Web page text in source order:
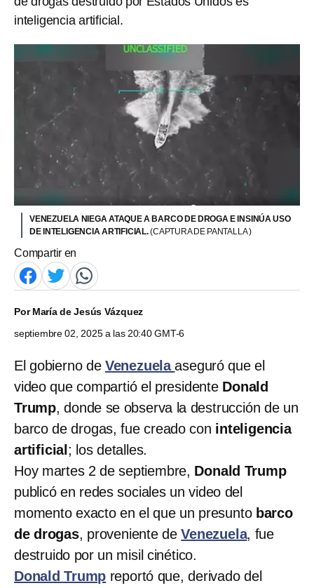
inteligencia artificial.
VENEZUELA NIEGA ATAQUE A BARCO DE DROGA E INSINÚA USO
DE INTELIGENCIA ARTIFICIAL.(CAPTURA DE PANTALLA )
Compartir en
PorMaría de Jesús Vázquez
septiembre 02, 2025 a las 20:40 GMT-6
El gobierno de Venezuelaaseguró que el
video que compartió el presidenteDonald
Trump, donde se observa la destrucción de un
barco de drogas, fue creado con inteligencia
artificial ; los detalles.
Hoy martes 2 de septiembre, Donald Trump
publicó en redes sociales un video del
momento exacto en el que un presunto barco
de drogas, proveniente deVenezuela, fue
destruido por un misil cinético.
Donald Trump reportó que, derivado del